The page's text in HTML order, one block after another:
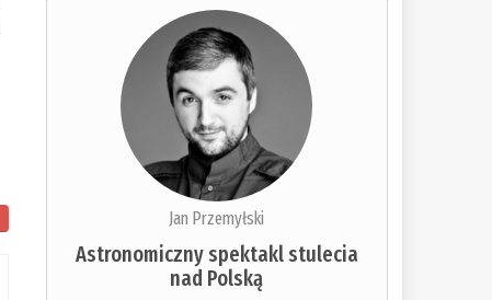
Jan Przemyłski
Astronomiczny spektakl stulecia
nad Polską